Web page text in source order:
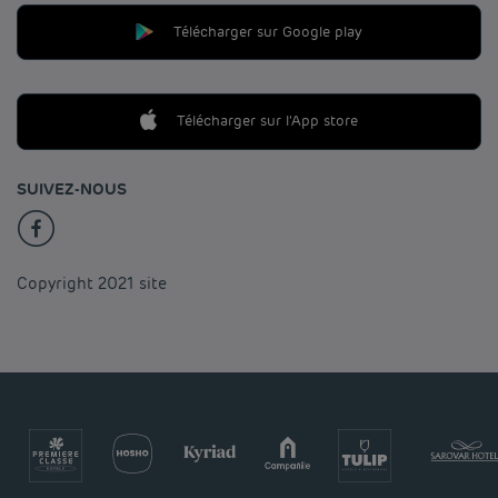
Télécharger sur Google play
Télécharger sur l'App store
SUIVEZ-NOUS
Copyright 2021 site